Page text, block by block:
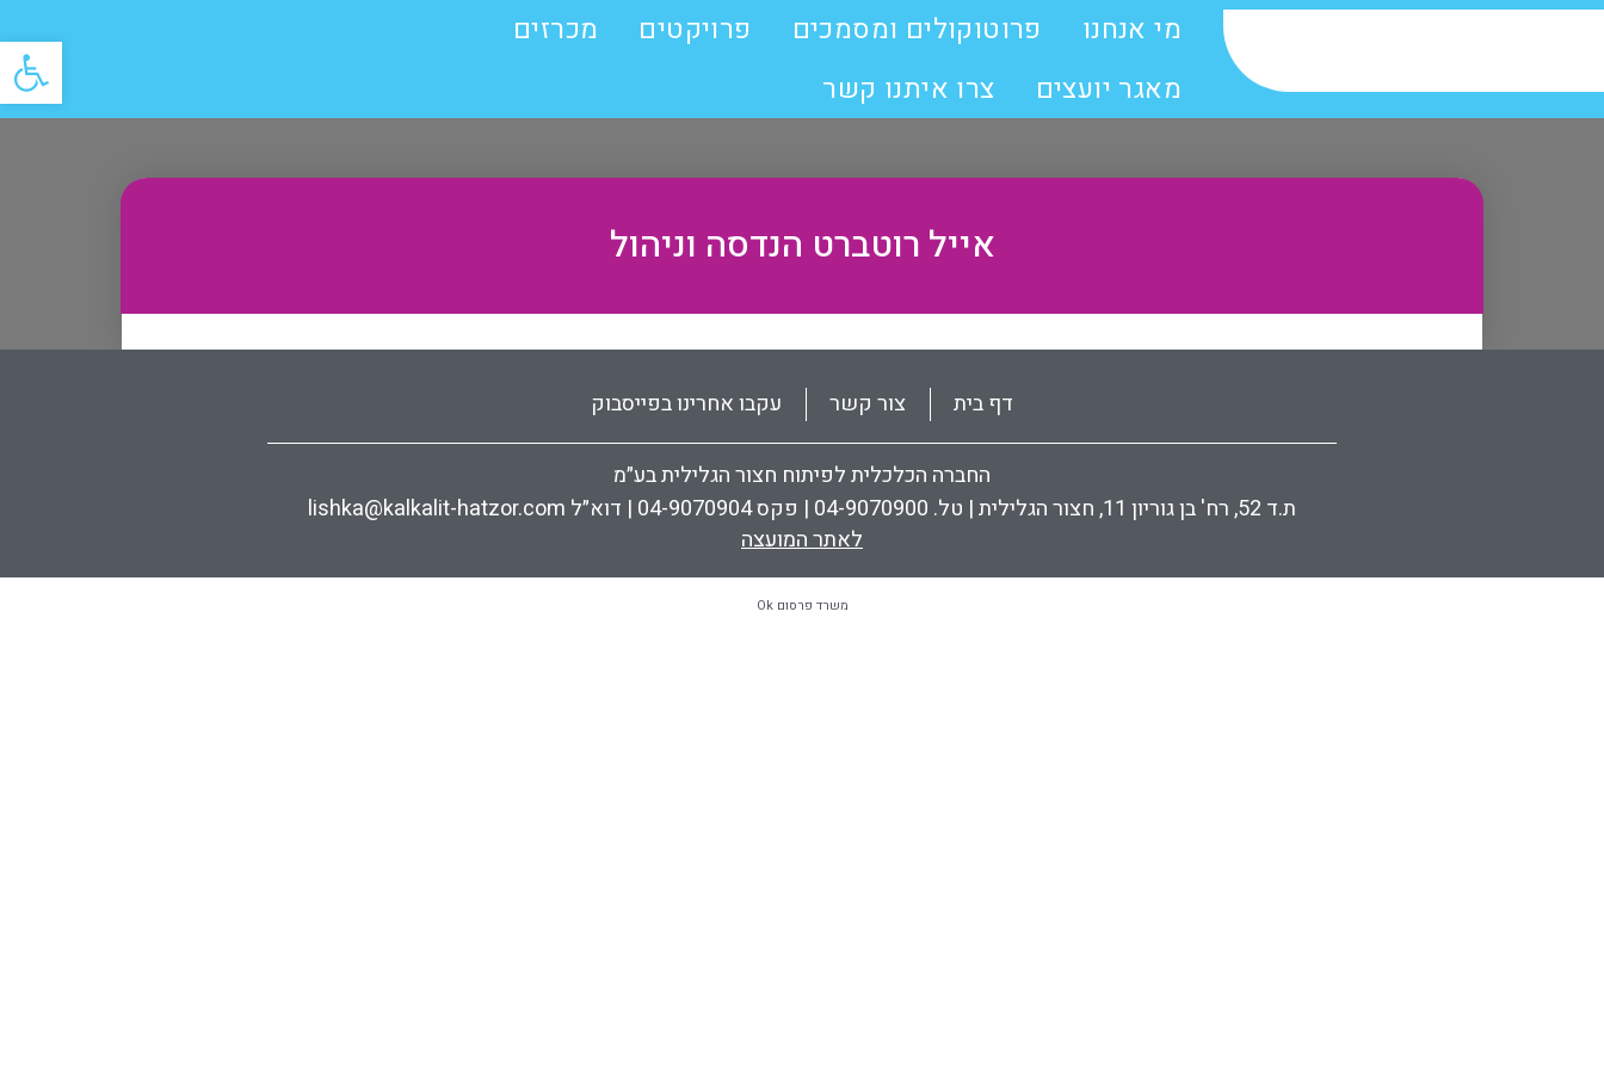
מי אנחנו פרוטוקולים ומסמכים פרויקטים
מכרזים
מאגר יועצים
צרו איתנו קשר
אייל רוטברט הנדסה וניהול
דף בית צור קשר עקבו אחרינו בפייסבוק
החברה הכלכלית לפיתוח חצור הגלילית בע״מ
ת.ד 52, רח' בן גוריון 11, חצור הגלילית | טל. 04-9070900 | פקס 04-9070904 | דוא״ל lishka@kalkalit-hatzor.com
לאתר המועצה
משרד פרסום Ok